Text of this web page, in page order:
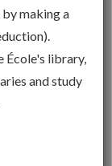
making a
École's library,
and study